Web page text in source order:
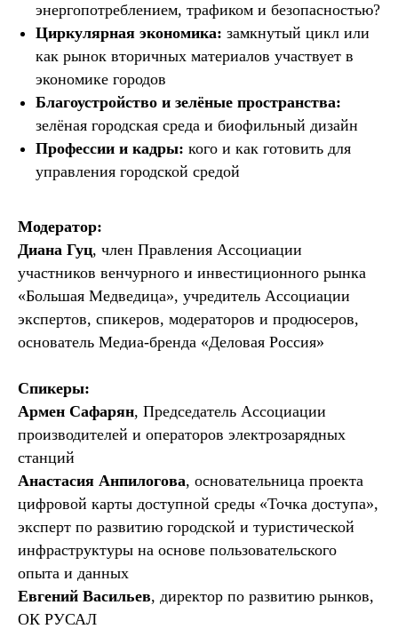
энергопотреблением, трафиком и безопасностью?
Циркулярная экономика: замкнутый цикл или
как рынок вторичных материалов участвует в
экономике городов
Благоустройство и зелёные пространства:
зелёная городская среда и биофильный дизайн
Профессии и кадры: кого и как готовить для
управления городской средой
Модератор:
Диана Гуц, член Правления Ассоциации
участников венчурного и инвестиционного рынка
«Большая Медведица», учредитель Ассоциации
экспертов, спикеров, модераторов и продюсеров,
основатель Медиа-бренда «Деловая Россия»
Спикеры:
Армен Сафарян, Председатель Ассоциации
производителей и операторов электрозарядных
станций
Анастасия Анпилогова, основательница проекта
цифровой карты доступной среды «Точка доступа»,
эксперт по развитию городской и туристической
инфраструктуры на основе пользовательского
опыта и данных
Евгений Васильев, директор по развитию рынков,
ОК РУСАЛ